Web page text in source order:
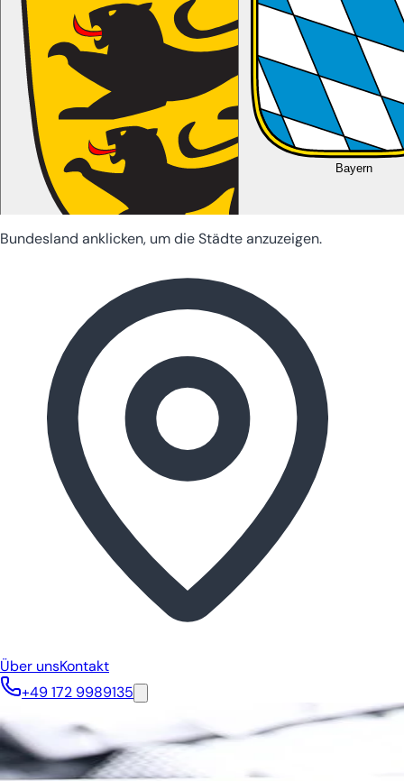
Baden-Württemberg
Bayern
Bundesland anklicken, um die Städte anzuzeigen.
Über unsKontakt
+49 172 9989135